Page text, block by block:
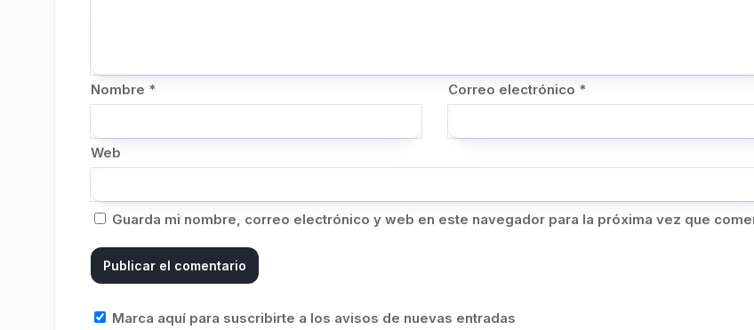
Nombre * Correo electrónico *
Web
Guarda mi nombre, correo electrónico y web en este navegador para la próxima vez que
Marca aquí para suscribirte a los avisos de nuevas entradas